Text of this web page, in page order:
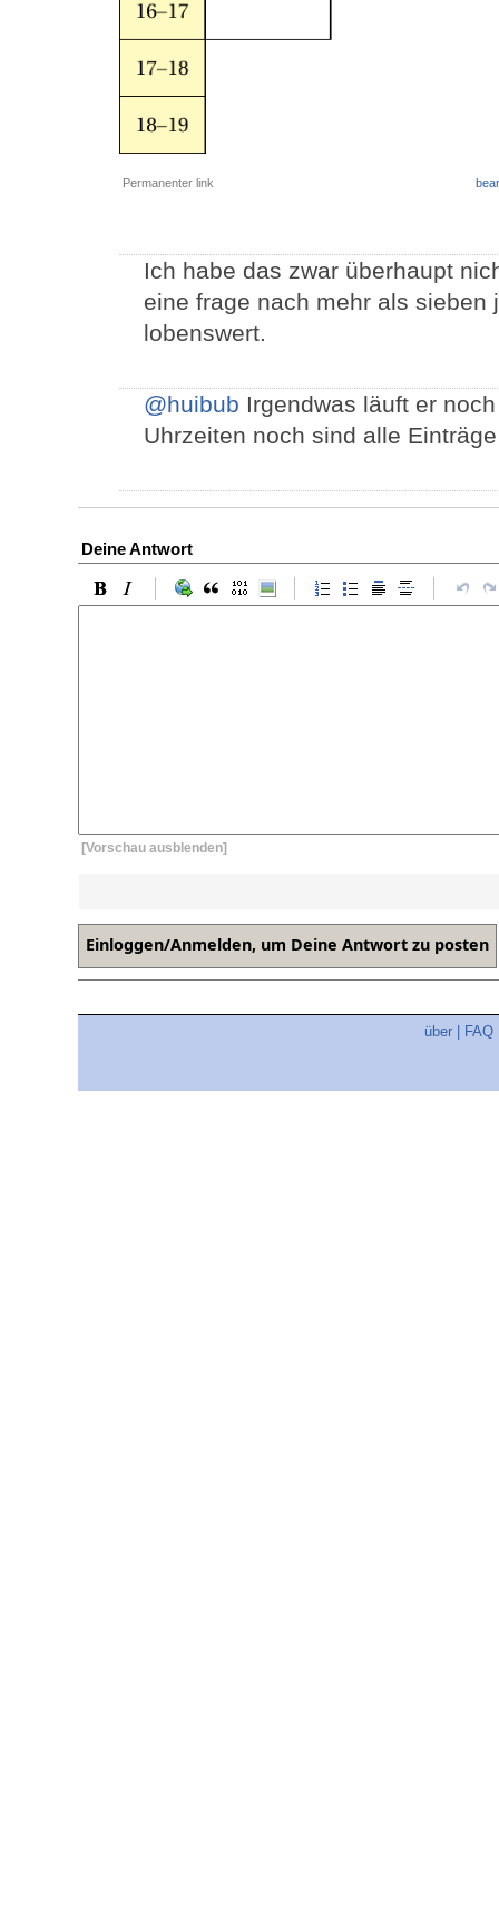
Permanenter link
Ich habe das zwar überhaupt
eine frage nach mehr als
lobenswert.
@huibub Irgendwas läuft er
Uhrzeiten noch sind alle
Deine Antwort
[Vorschau ausblenden]
über FAQ